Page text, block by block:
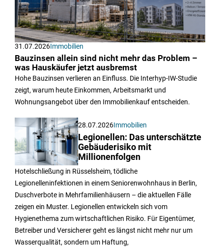
31.07.2026Immobilien
Bauzinsen allein sind nicht mehr das Problem –
was Hauskäufer jetzt ausbremst
Hohe Bauzinsen verlieren an Einfluss. Die Interhyp-IW-Studie
zeigt, warum heute Einkommen, Arbeitsmarkt und
Wohnungsangebot über den Immobilienkauf entscheiden.
28.07.2026Immobilien
Legionellen: Das unterschätzte
Gebäuderisiko mit
Millionenfolgen
Hotelschließung in Rüsselsheim, tödliche
Legionelleninfektionen in einem Seniorenwohnhaus in Berlin,
Duschverbote in Mehrfamilienhäusern – die aktuellen Fälle
zeigen ein Muster. Legionellen entwickeln sich vom
Hygienethema zum wirtschaftlichen Risiko. Für Eigentümer,
Betreiber und Versicherer geht es längst nicht mehr nur um
Wasserqualität, sondern um Haftung,